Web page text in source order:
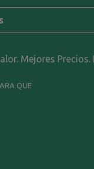
Mejores Precios.
QUE